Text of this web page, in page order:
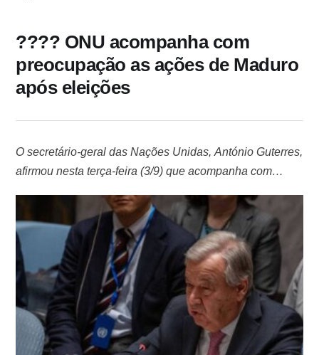
???? ONU acompanha com
preocupação as ações de Maduro
após eleições
O secretário-geral das Nações Unidas, António Guterres,
afirmou nesta terça-feira (3/9) que acompanha com
sequência da eleição presidencial de 28 de julho. Os
eventos incluem a recente emissão de um mandado de
prisão contra o candidato presidencial da oposição,
Edmundo González.Em nota emitida pelo seu porta-voz,
António Guterres reitera …